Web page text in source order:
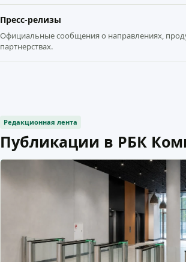
Пресс-релизы
Официальные сообщения о направлениях,
партнерствах.
Редакционная лента
Публикации в РБК